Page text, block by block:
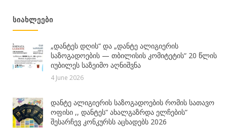
ᲡᲘᲐᲮᲚᲔᲔᲑᲘ
„დანტეს დღის“ და „დანტე ალიგიერის
საზოგადოების — თბილისის კომიტეტის“ 20 წლის
იუბილეს საზეიმო აღნიშვნა
4 June 2026
დანტე ალიგიერის საზოგადოების რომის სათავო
ოფისი ,, დანტეს“ ახალგაზრდა ელჩების“
შესარჩევ კონკურსს აცხადებს 2026